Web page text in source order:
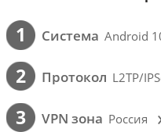
1 Cистема Android
2 Протокол L2TP/
3 VPN зона Россия